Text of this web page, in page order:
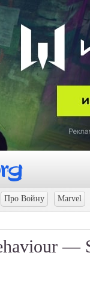
Про Войну Marvel
—